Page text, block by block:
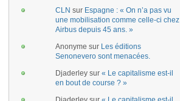
CLN sur Espagne : « On n’a pas vu
une mobilisation comme celle-ci chez
Airbus depuis 45 ans. »
Anonyme sur Les éditions
Senonevero sont menacées.
Djaderley sur « Le capitalisme est-il
en bout de course ? »